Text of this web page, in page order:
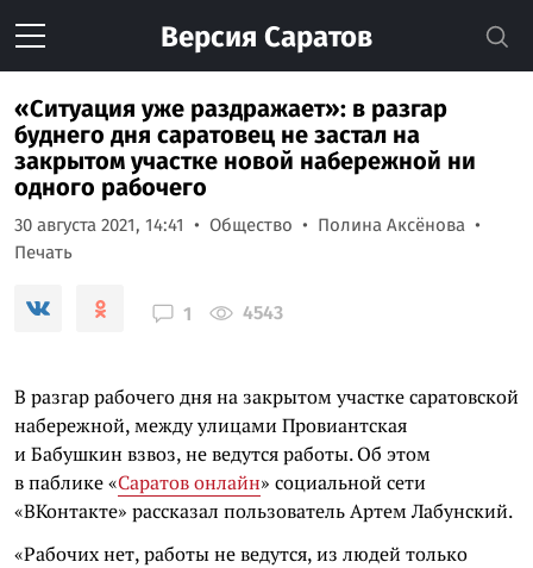
Версия Саратов
«Ситуация уже раздражает»: в разгар
буднего дня саратовец не застал на
закрытом участке новой набережной ни
одного рабочего
30 августа 2021, 14:41 Общество
Полина Аксёнова
Печать
1 4543
В разгар рабочего дня на закрытом участке саратовской
набережной, между улицами Провиантская
и Бабушкин взвоз, не ведутся работы. Об этом
в паблике «Саратов онлайн» социальной сети
«ВКонтакте» рассказал пользователь Артем Лабунский.
«Рабочих нет, работы не ведутся, из людей только